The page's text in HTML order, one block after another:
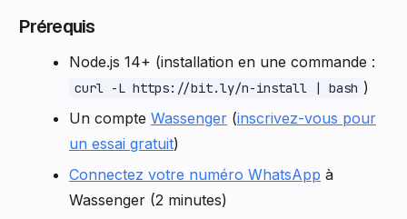
Prérequis
Node.js 14+ (installation en une commande :
curl -L https://bit.ly/n-install | bash )
Un compte Wassenger (inscrivez-vous pour
un essai gratuit)
Connectez votre numéro WhatsApp à
Wassenger (2 minutes)